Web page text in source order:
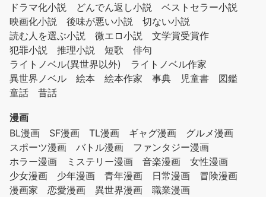
ドラマ化小説
どんでん返し小説
ベストセラー小説
映画化小説
後味が悪い小説
切ない小説
読む人を選ぶ小説
微エロ小説
文学賞受賞作
犯罪小説
推理小説 短歌
俳句
ライトノベル(異世界以外)
ライトノベル作家
異世界ノベル
絵本 絵本作家 事典 児童書
図鑑
童話
昔話
漫画
BL漫画
SF漫画 TL漫画 ギャグ漫画
グルメ漫画
スポーツ漫画
バトル漫画
ファンタジー漫画
ホラー漫画
ミステリー漫画 音楽漫画
女性漫画
少女漫画
少年漫画 青年漫画 日常漫画
冒険漫画
漫画家
恋愛漫画 異世界漫画
職業漫画